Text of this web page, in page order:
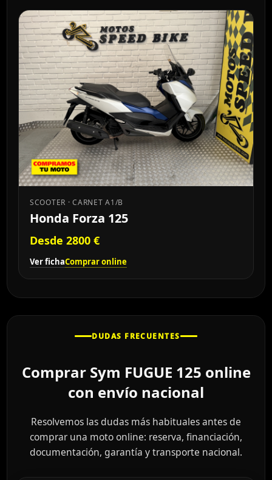
SCOOTER · CARNET A1/B
Honda Forza 125
Desde 2800 €
Ver fichaComprar online
DUDAS FRECUENTES
Comprar Sym FUGUE 125 online
con envío nacional
Resolvemos las dudas más habituales antes de
comprar una moto online: reserva, financiación,
documentación, garantía y transporte nacional.